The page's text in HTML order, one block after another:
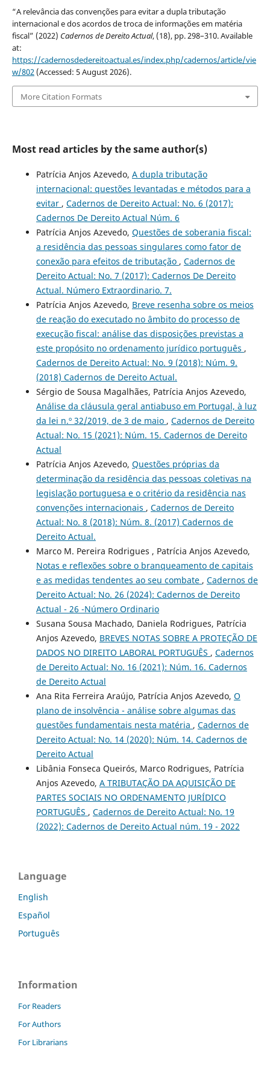
“A relevância das convenções para evitar a dupla tributação
internacional e dos acordos de troca de informações em matéria
fiscal” (2022) Cadernos de Dereito Actual, (18), pp. 298–310. Available
at:
https://cadernosdedereitoactual.es/index.php/cadernos/article/vie
w/802(Accessed: 5 August 2026).
More Citation Formats
Most read articles by the same author(s)
Patrícia Anjos Azevedo, A dupla tributação
internacional: questões levantadas e métodos para a
evitar , Cadernos de Dereito Actual: No. 6 (2017):
Cadernos De Dereito Actual Núm. 6
Patrícia Anjos Azevedo, Questões de soberania fiscal:
a residência das pessoas singulares como fator de
conexão para efeitos de tributação , Cadernos de
Dereito Actual: No. 7 (2017): Cadernos De Dereito
Actual. Número Extraordinario. 7.
Patrícia Anjos Azevedo, Breve resenha sobre os meios
de reação do executado no âmbito do processo de
execução fiscal: análise das disposições previstas a
este propósito no ordenamento jurídico português ,
Cadernos de Dereito Actual: No. 9 (2018): Núm. 9.
(2018) Cadernos de Dereito Actual.
Sérgio de Sousa Magalhães, Patrícia Anjos Azevedo,
Análise da cláusula geral antiabuso em Portugal, à luz
da lei n.º 32/2019, de 3 de maio , Cadernos de Dereito
Actual: No. 15 (2021): Núm. 15. Cadernos de Dereito
Actual
Patrícia Anjos Azevedo, Questões próprias da
determinação da residência das pessoas coletivas na
legislação portuguesa e o critério da residência nas
convenções internacionais , Cadernos de Dereito
Actual: No. 8 (2018): Núm. 8. (2017) Cadernos de
Dereito Actual.
Marco M. Pereira Rodrigues , Patrícia Anjos Azevedo,
Notas e reflexões sobre o branqueamento de capitais
e as medidas tendentes ao seu combate , Cadernos de
Dereito Actual: No. 26 (2024): Cadernos de Dereito
Actual - 26 -Número Ordinario
Susana Sousa Machado, Daniela Rodrigues, Patrícia
Anjos Azevedo, BREVES NOTAS SOBRE A PROTEÇÃO DE
DADOS NO DIREITO LABORAL PORTUGUÊS , Cadernos
de Dereito Actual: No. 16 (2021): Núm. 16. Cadernos
de Dereito Actual
Ana Rita Ferreira Araújo, Patrícia Anjos Azevedo, O
plano de insolvência - análise sobre algumas das
questões fundamentais nesta matéria , Cadernos de
Dereito Actual: No. 14 (2020): Núm. 14. Cadernos de
Dereito Actual
Libânia Fonseca Queirós, Marco Rodrigues, Patrícia
Anjos Azevedo, A TRIBUTAÇÃO DA AQUISIÇÃO DE
PARTES SOCIAIS NO ORDENAMENTO JURÍDICO
PORTUGUÊS , Cadernos de Dereito Actual: No. 19
(2022): Cadernos de Dereito Actual núm. 19 - 2022
Language
English
Español
Português
Information
For Readers
For Authors
For Librarians